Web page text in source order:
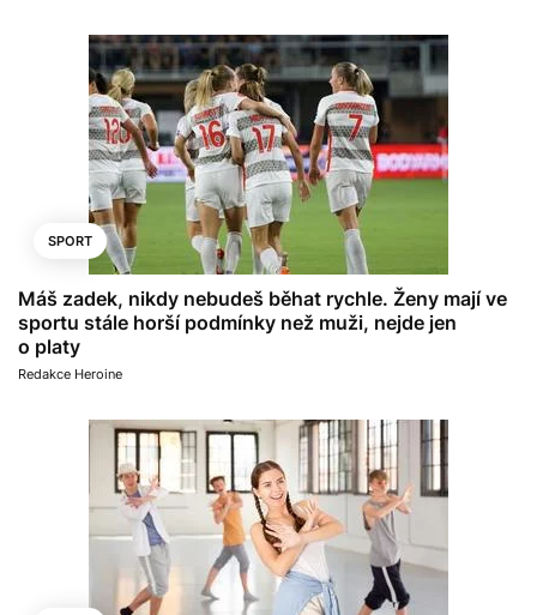
SPORT
Máš zadek, nikdy nebudeš běhat rychle. Ženy mají ve
sportu stále horší podmínky než muži, nejde jen
o platy
Redakce Heroine